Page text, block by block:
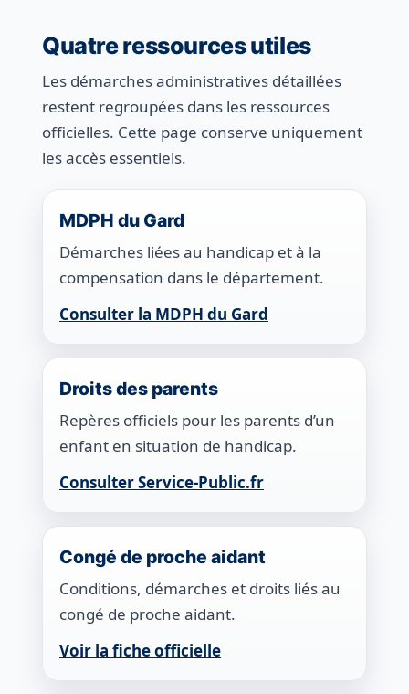
Quatre ressources utiles
Les démarches administratives détaillées
restent regroupées dans les ressources
officielles. Cette page conserve uniquement
les accès essentiels.
MDPH du Gard
Démarches liées au handicap et à la
compensation dans le département.
Consulter la MDPH du Gard
Droits des parents
Repères officiels pour les parents d’un
enfant en situation de handicap.
Consulter Service-Public.fr
Congé de proche aidant
Conditions, démarches et droits liés au
congé de proche aidant.
Voir la fiche officielle